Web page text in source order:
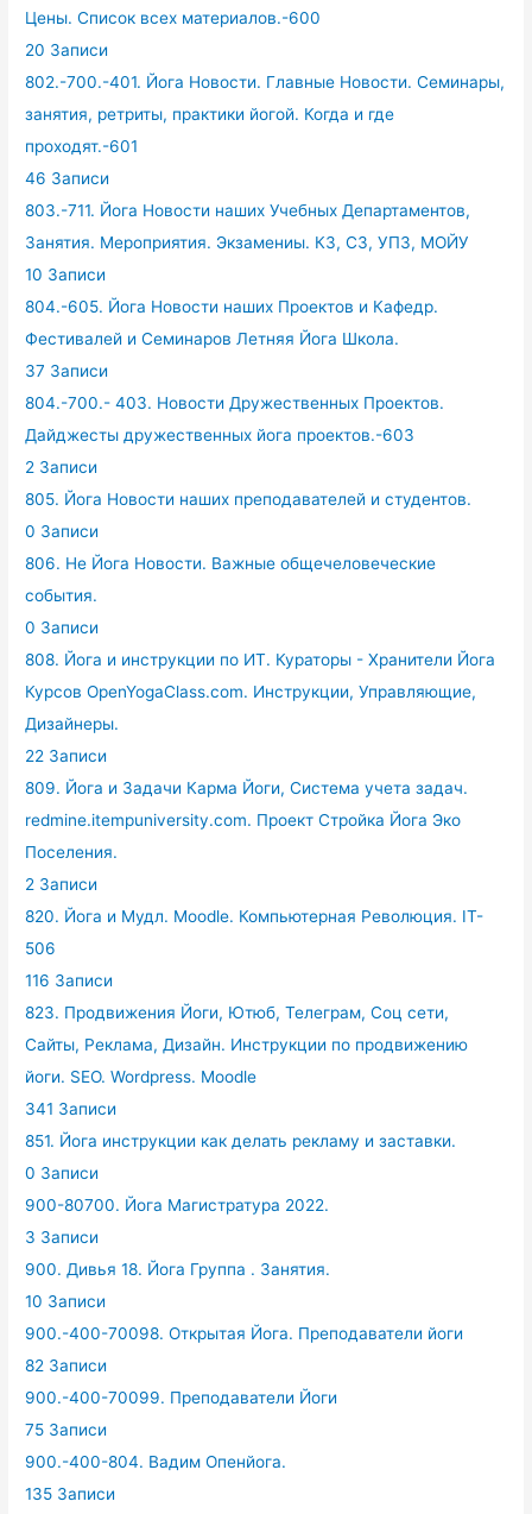
Цены. Список всех материалов.-600
20 Записи
802.-700.-401. Йога Новости. Главные Новости. Семинары,
занятия, ретриты, практики йогой. Когда и где
проходят.-601
46 Записи
803.-711. Йога Новости наших Учебных Департаментов,
Занятия. Мероприятия. Экзамениы. КЗ, СЗ, УПЗ, МОЙУ
10 Записи
804.-605. Йога Новости наших Проектов и Кафедр.
Фестивалей и Семинаров Летняя Йога Школа.
37 Записи
804.-700.- 403. Новости Дружественных Проектов.
Дайджесты дружественных йога проектов.-603
2 Записи
805. Йога Новости наших преподавателей и студентов.
0 Записи
806. Не Йога Новости. Важные общечеловеческие
события.
0 Записи
808. Йога и инструкции по ИТ. Кураторы - Хранители Йога
Курсов OpenYogaClass.com. Инструкции, Управляющие,
Дизайнеры.
22 Записи
809. Йога и Задачи Карма Йоги, Система учета задач.
redmine.itempuniversity.com. Проект Стройка Йога Эко
Поселения.
2 Записи
820. Йога и Мудл. Moodle. Компьютерная Революция. IT-
506
116 Записи
823. Продвижения Йоги, Ютюб, Телеграм, Соц сети,
Сайты, Реклама, Дизайн. Инструкции по продвижению
йоги. SEO. Wordpress. Moodle
341 Записи
851. Йога инструкции как делать рекламу и заставки.
0 Записи
900-80700. Йога Магистратура 2022.
3 Записи
900. Дивья 18. Йога Группа . Занятия.
10 Записи
900.-400-70098. Открытая Йога. Преподаватели йоги
82 Записи
900.-400-70099. Преподаватели Йоги
75 Записи
900.-400-804. Вадим Опенйога.
135 Записи